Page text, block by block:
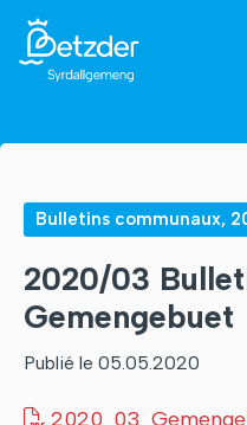
Bulletins communaux,
2020/03
Gemengebuet
Publié le 05.05.2020